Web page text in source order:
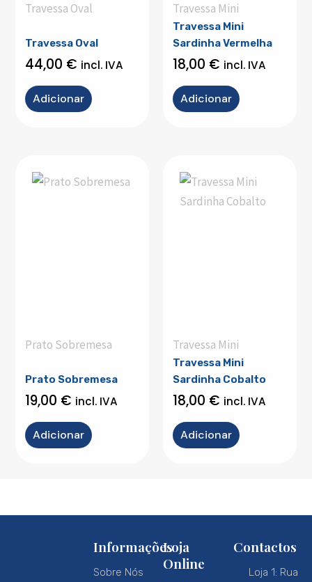
Travessa Oval
Travessa Oval
44,00 € incl. IVA
Adicionar
Travessa Mini
Travessa Mini
Sardinha Vermelha
18,00 € incl. IVA
Adicionar
Prato Sobremesa
Prato Sobremesa
19,00 € incl. IVA
Adicionar
Travessa Mini
Travessa Mini
Sardinha Cobalto
18,00 € incl. IVA
Adicionar
Informações
Sobre Nós
Loja
Online
Contactos
Loja 1: Rua